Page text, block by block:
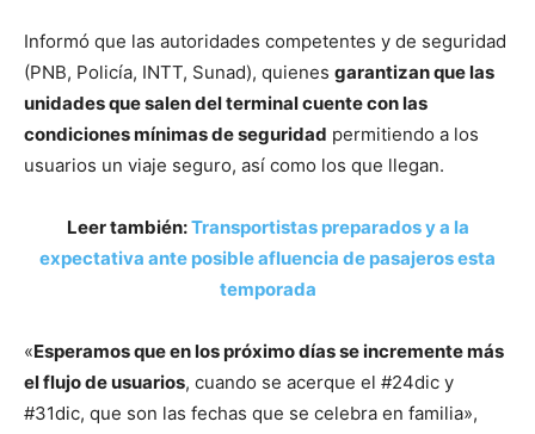
Informó que las autoridades competentes y de seguridad
(PNB, Policía, INTT, Sunad), quienes garantizan que las
unidades que salen del terminal cuente con las
condiciones mínimas de seguridad permitiendo a los
usuarios un viaje seguro, así como los que llegan.
Leer también:Transportistas preparados y a la
expectativa ante posible afluencia de pasajeros esta
temporada
«Esperamos que en los próximo días se incremente más
el flujo de usuarios, cuando se acerque el #24dic y
#31dic, que son las fechas que se celebra en familia»,